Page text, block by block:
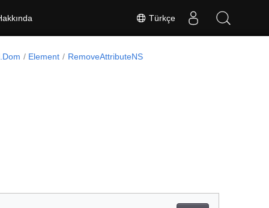
Türkçe
Element RemoveAttributeNS